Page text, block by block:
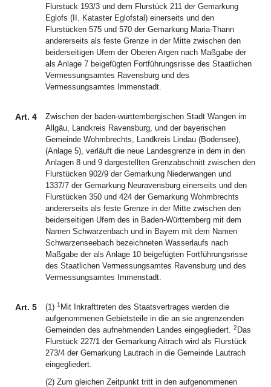
Flurstück 193/3 und dem Flurstück 211 der Gemarkung
Eglofs (II. Kataster Eglofstal) einerseits und den
Flurstücken 575 und 570 der Gemarkung Maria-Thann
andererseits als feste Grenze in der Mitte zwischen den
beiderseitigen Ufern der Oberen Argen nach Maßgabe der
als Anlage 7 beigefügten Fortführungsrisse des Staatlichen
Vermessungsamtes Ravensburg und des
Vermessungsamtes Immenstadt.
Art. 4
Zwischen der baden-württembergischen Stadt Wangen im
Allgäu, Landkreis Ravensburg, und der bayerischen
Gemeinde Wohmbrechts, Landkreis Lindau (Bodensee),
(Anlage 5), verläuft die neue Landesgrenze in dem in den
Anlagen 8 und 9 dargestellten Grenzabschnitt zwischen den
Flurstücken 902/9 der Gemarkung Niederwangen und
1337/7 der Gemarkung Neuravensburg einerseits und den
Flurstücken 350 und 424 der Gemarkung Wohmbrechts
andererseits als feste Grenze in der Mitte zwischen den
beiderseitigen Ufern des in Baden-Württemberg mit dem
Namen Schwarzenbach und in Bayern mit dem Namen
Schwarzenseebach bezeichneten Wasserlaufs nach
Maßgabe der als Anlage 10 beigefügten Fortführungsrisse
des Staatlichen Vermessungsamtes Ravensburg und des
Vermessungsamtes Immenstadt.
Art. 5 (1) 1 Mit Inkrafttreten des Staatsvertrages werden die
aufgenommenen Gebietsteile in die an sie angrenzenden
Gemeinden des aufnehmenden Landes eingegliedert. 2 Das
Flurstück 227/1 der Gemarkung Aitrach wird als Flurstück
273/4 der Gemarkung Lautrach in die Gemeinde Lautrach
eingegliedert.
(2) Zum gleichen Zeitpunkt tritt in den aufgenommenen